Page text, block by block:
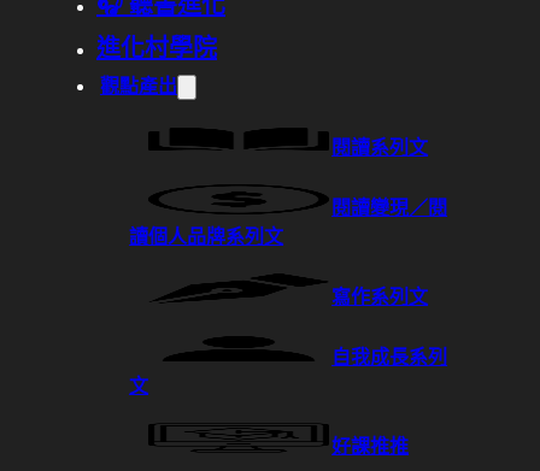
進化村學院
觀點產出
閱讀系列文
閱讀變現／閱
讀個人品牌系列文
寫作系列文
自我成長系列
文
好課推推